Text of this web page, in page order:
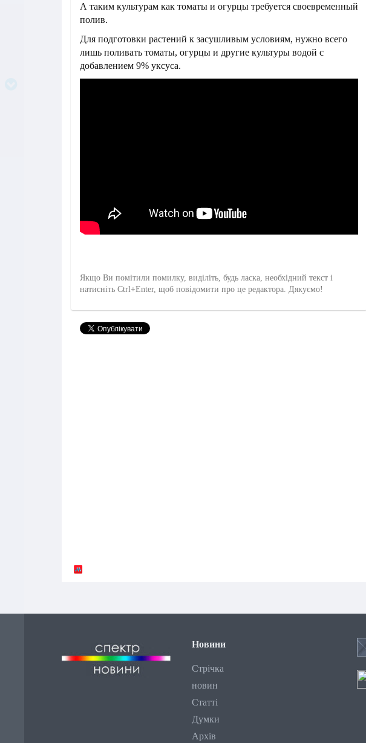
А таким культурам как томаты и огурцы требуется своевременный
полив.
Для подготовки растений к засушливым условиям, нужно всего
лишь поливать томаты, огурцы и другие культуры водой с
добавлением 9% уксуса.
Якщо Ви помітили помилку, виділіть, будь ласка, необхідний текст і
натисніть Ctrl+Enter, щоб повідомити про це редактора. Дякуємо!
Новини
Стрічка
новин
Статті
Думки
Архів